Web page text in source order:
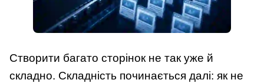
Створити багато сторінок не так уже й
складно. Складність починається далі: як не